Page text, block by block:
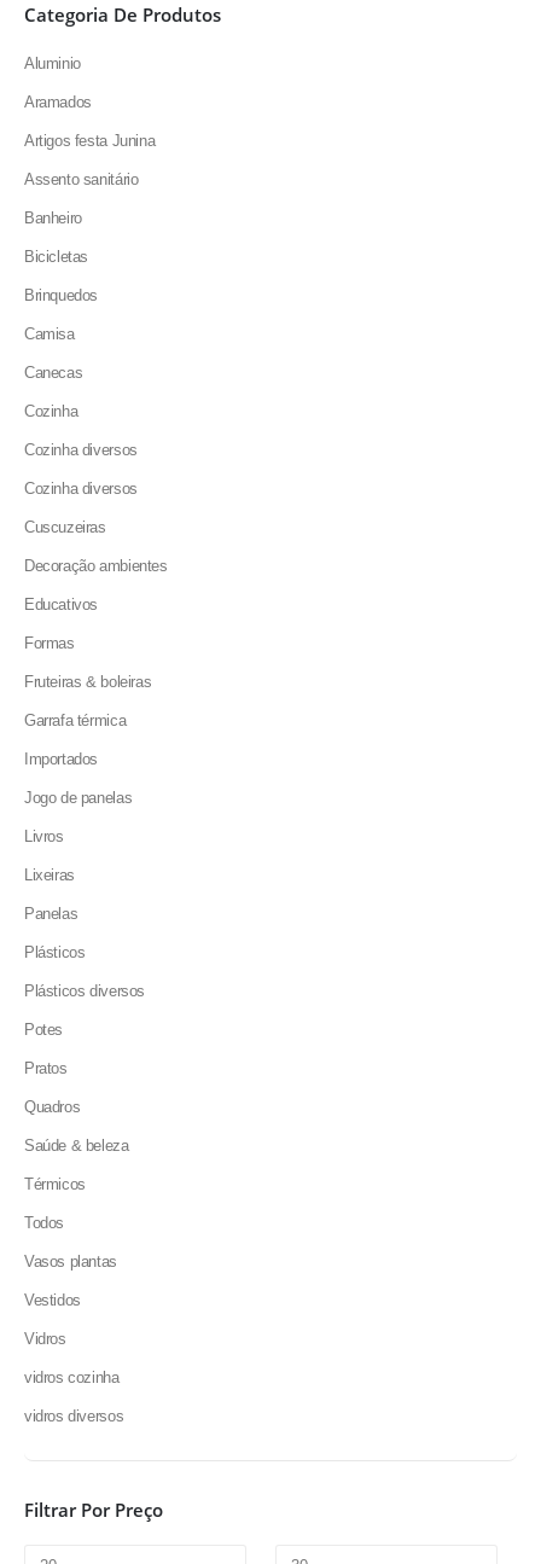
Categoria De Produtos
Aluminio
Aramados
Artigos festa Junina
Assento sanitário
Banheiro
Bicicletas
Brinquedos
Camisa
Canecas
Cozinha
Cozinha diversos
Cozinha diversos
Cuscuzeiras
Decoração ambientes
Educativos
Formas
Fruteiras & boleiras
Garrafa térmica
Importados
Jogo de panelas
Livros
Lixeiras
Panelas
Plásticos
Plásticos diversos
Potes
Pratos
Quadros
Saúde & beleza
Térmicos
Todos
Vasos plantas
Vestidos
Vidros
vidros cozinha
vidros diversos
Filtrar Por Preço